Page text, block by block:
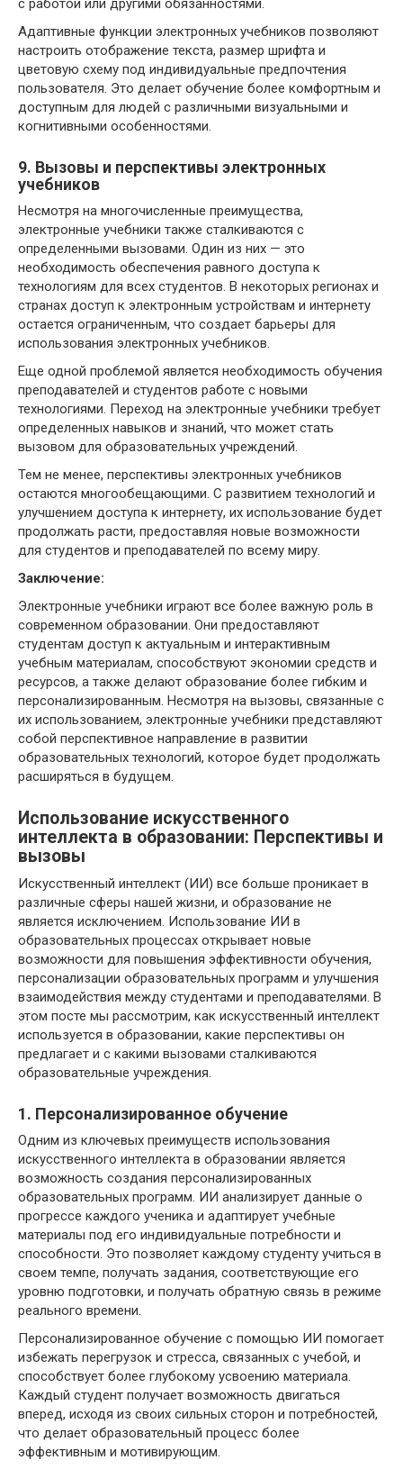
Адаптивные функции электронных учебников позволяют
настроить отображение текста, размер шрифта и
цветовую схему под индивидуальные предпочтения
пользователя. Это делает обучение более комфортным и
доступным для людей с различными визуальными и
когнитивными особенностями.
9. Вызовы и перспективы электронных
учебников
Несмотря на многочисленные преимущества,
электронные учебники также сталкиваются с
определенными вызовами. Один из них — это
необходимость обеспечения равного доступа к
технологиям для всех студентов. В некоторых регионах и
странах доступ к электронным устройствам и интернету
остается ограниченным, что создает барьеры для
использования электронных учебников.
Еще одной проблемой является необходимость обучения
преподавателей и студентов работе с новыми
технологиями. Переход на электронные учебники требует
определенных навыков и знаний, что может стать
вызовом для образовательных учреждений.
Тем не менее, перспективы электронных учебников
остаются многообещающими. С развитием технологий и
улучшением доступа к интернету, их использование будет
продолжать расти, предоставляя новые возможности
для студентов и преподавателей по всему миру.
Заключение:
Электронные учебники играют все более важную роль в
современном образовании. Они предоставляют
студентам доступ к актуальным и интерактивным
учебным материалам, способствуют экономии средств и
ресурсов, а также делают образование более гибким и
персонализированным. Несмотря на вызовы, связанные с
их использованием, электронные учебники представляют
собой перспективное направление в развитии
образовательных технологий, которое будет продолжать
расширяться в будущем.
Использование искусственного
интеллекта в образовании: Перспективы и
вызовы
Искусственный интеллект (ИИ) все больше проникает в
различные сферы нашей жизни, и образование не
является исключением. Использование ИИ в
образовательных процессах открывает новые
возможности для повышения эффективности обучения,
персонализации образовательных программ и улучшения
взаимодействия между студентами и преподавателями. В
этом посте мы рассмотрим, как искусственный интеллект
используется в образовании, какие перспективы он
предлагает и с какими вызовами сталкиваются
образовательные учреждения.
1. Персонализированное обучение
Одним из ключевых преимуществ использования
искусственного интеллекта в образовании является
возможность создания персонализированных
образовательных программ. ИИ анализирует данные о
прогрессе каждого ученика и адаптирует учебные
материалы под его индивидуальные потребности и
способности. Это позволяет каждому студенту учиться в
своем темпе, получать задания, соответствующие его
уровню подготовки, и получать обратную связь в режиме
реального времени.
Персонализированное обучение с помощью ИИ помогает
избежать перегрузок и стресса, связанных с учебой, и
способствует более глубокому усвоению материала.
Каждый студент получает возможность двигаться
вперед, исходя из своих сильных сторон и потребностей,
что делает образовательный процесс более
эффективным и мотивирующим.